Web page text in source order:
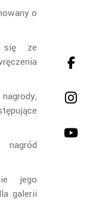
o
się ze
jego
galerii